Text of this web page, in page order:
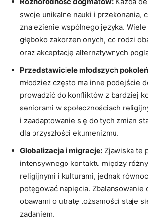
swoje unikalne‌ nauki i przekonania,
znalezienie wspólnego języka.
głęboko zakorzenionych, ​co rodzi
oraz akceptację alternatywnych
Przedstawiciele młodszych
młodzież często ma inne podejście
prowadzić do konfliktów z‍ bardziej
seniorami w społecznościach
i zaadaptowanie się do tych zmian
dla przyszłości ekumenizmu.
Globalizacja i migracje: Zjawiska te
intensywnego kontaktu między
religijnymi i kulturami, jednak
potęgować napięcia. Zbalansowanie‍
obawami o utratę tożsamości staje
zadaniem.